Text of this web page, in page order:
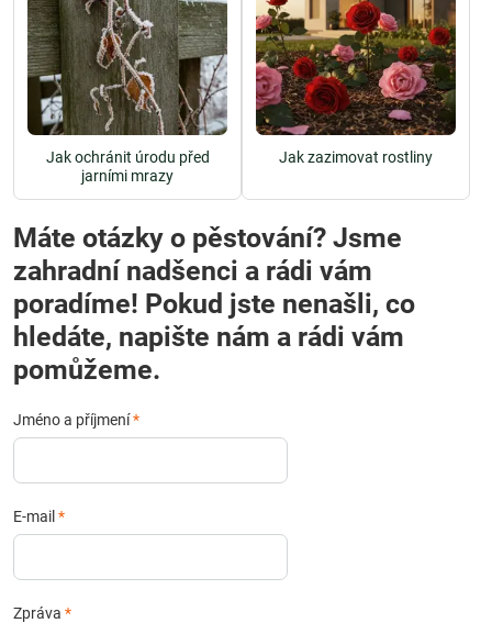
Jak ochránit úrodu před
jarními mrazy
Jak zazimovat rostliny
Máte otázky o pěstování? Jsme
zahradní nadšenci a rádi vám
poradíme! Pokud jste nenašli, co
hledáte, napište nám a rádi vám
pomůžeme.
Jméno a příjmení*
E-mail *
Zpráva *